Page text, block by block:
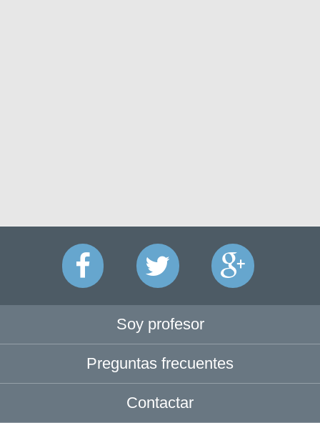
Soy profesor
Preguntas frecuentes
Contactar